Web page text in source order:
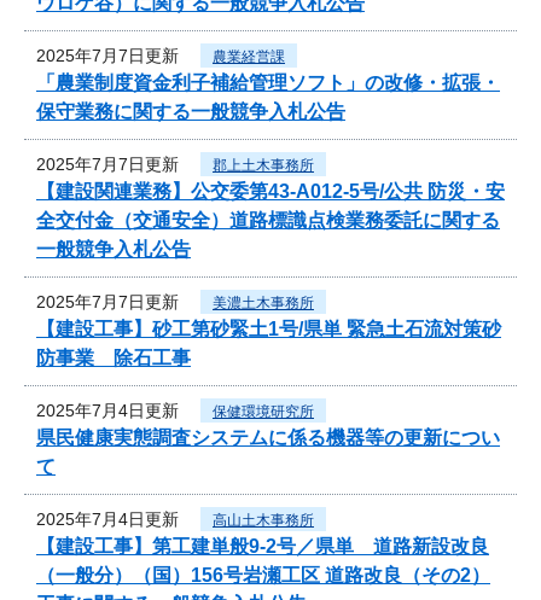
2025年7月7日更新 農業経営課
「農業制度資金利子補給管理ソフト」の改修・拡張・
保守業務に関する一般競争入札公告
2025年7月7日更新 郡上土木事務所
【建設関連業務】公交委第43-A012-5号/公共 防災・安
全交付金（交通安全）道路標識点検業務委託に関する
一般競争入札公告
2025年7月7日更新 美濃土木事務所
【建設工事】砂工第砂緊土1号/県単 緊急土石流対策砂
防事業 除石工事
2025年7月4日更新 保健環境研究所
県民健康実態調査システムに係る機器等の更新につい
て
2025年7月4日更新 高山土木事務所
【建設工事】第工建単般9-2号／県単 道路新設改良
（一般分）（国）156号岩瀬工区 道路改良（その2）